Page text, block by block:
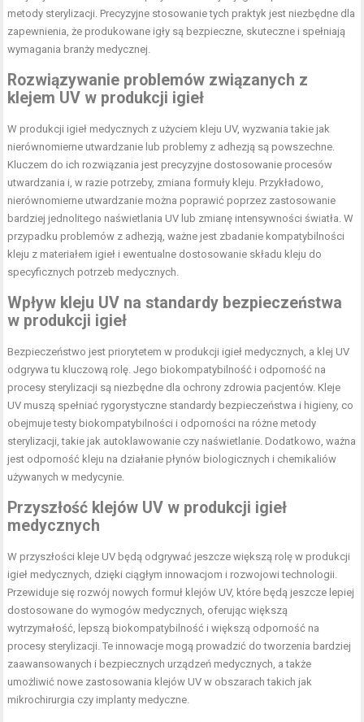
metody sterylizacji. Precyzyjne stosowanie tych praktyk jest niezbędne dla
zapewnienia, że produkowane igły są bezpieczne, skuteczne i spełniają
wymagania branży medycznej.
Rozwiązywanie problemów związanych z
klejem UV w produkcji igieł
W produkcji igieł medycznych z użyciem kleju UV, wyzwania takie jak
nierównomierne utwardzanie lub problemy z adhezją są powszechne.
Kluczem do ich rozwiązania jest precyzyjne dostosowanie procesów
utwardzania i, w razie potrzeby, zmiana formuły kleju. Przykładowo,
nierównomierne utwardzanie można poprawić poprzez zastosowanie
bardziej jednolitego naświetlania UV lub zmianę intensywności światła. W
przypadku problemów z adhezją, ważne jest zbadanie kompatybilności
kleju z materiałem igieł i ewentualne dostosowanie składu kleju do
specyficznych potrzeb medycznych.
Wpływ kleju UV na standardy bezpieczeństwa
w produkcji igieł
Bezpieczeństwo jest priorytetem w produkcji igieł medycznych, a klej UV
odgrywa tu kluczową rolę. Jego biokompatybilność i odporność na
procesy sterylizacji są niezbędne dla ochrony zdrowia pacjentów. Kleje
UV muszą spełniać rygorystyczne standardy bezpieczeństwa i higieny, co
obejmuje testy biokompatybilności i odporności na różne metody
sterylizacji, takie jak autoklawowanie czy naświetlanie. Dodatkowo, ważna
jest odporność kleju na działanie płynów biologicznych i chemikaliów
używanych w medycynie.
Przyszłość klejów UV w produkcji igieł
medycznych
W przyszłości kleje UV będą odgrywać jeszcze większą rolę w produkcji
igieł medycznych, dzięki ciągłym innowacjom i rozwojowi technologii.
Przewiduje się rozwój nowych formuł klejów UV, które będą jeszcze lepiej
dostosowane do wymogów medycznych, oferując większą
wytrzymałość, lepszą biokompatybilność i większą odporność na
procesy sterylizacji. Te innowacje mogą prowadzić do tworzenia bardziej
zaawansowanych i bezpiecznych urządzeń medycznych, a także
umożliwić nowe zastosowania klejów UV w obszarach takich jak
mikrochirurgia czy implanty medyczne.